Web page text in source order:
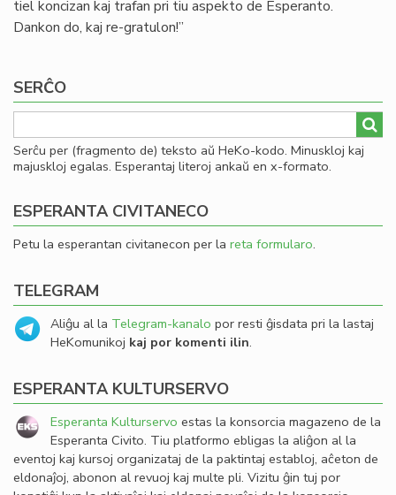
tiel koncizan kaj trafan pri tiu aspekto de Esperanto.
Dankon do, kaj re-gratulon!”
SERĈO
Serĉu per (fragmento de) teksto aŭ HeKo-kodo. Minuskloj kaj
majuskloj egalas. Esperantaj literoj ankaŭ en x-formato.
ESPERANTA CIVITANECO
Petu la esperantan civitanecon per la reta formularo.
TELEGRAM
Aliĝu al la Telegram-kanalo por resti ĝisdata pri la lastaj
HeKomunikoj kaj por komenti ilin.
ESPERANTA KULTURSERVO
Esperanta Kulturservo estas la konsorcia magazeno de la
Esperanta Civito. Tiu platformo ebligas la aliĝon al la
eventoj kaj kursoj organizataj de la paktintaj establoj, aĉeton de
eldonaĵoj, abonon al revuoj kaj multe pli. Vizitu ĝin tuj por